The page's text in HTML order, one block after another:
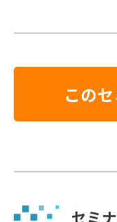
この
セミ